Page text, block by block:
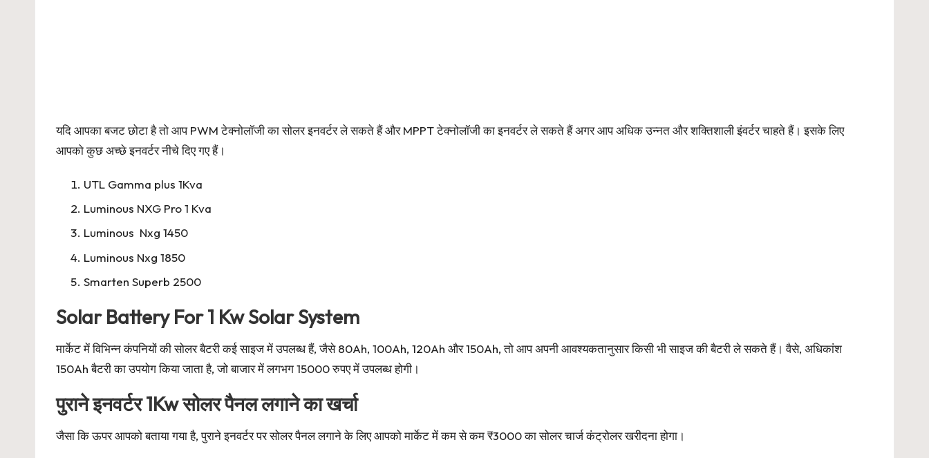
यदि आपका बजट छोटा है तो आप PWM टेक्नोलॉजी का सोलर इनवर्टर ले सकते हैं और MPPT टेक्नोलॉजी का इनवर्टर ले सकते हैं अगर आप अधिक उन्नत और शक्तिशाली इंवर्टर चाहते हैं। इसके लिए
आपको कुछ अच्छे इनवर्टर नीचे दिए गए हैं।
UTL Gamma plus 1Kva
Luminous NXG Pro 1 Kva
Luminous Nxg 1450
Luminous Nxg 1850
Smarten Superb 2500
Solar Battery For 1 Kw Solar System
मार्केट में विभिन्न कंपनियों की सोलर बैटरी कई साइज में उपलब्ध हैं, जैसे 80Ah, 100Ah, 120Ah और 150Ah, तो आप अपनी आवश्यकतानुसार किसी भी साइज की बैटरी ले सकते हैं। वैसे, अधिकांश
150Ah बैटरी का उपयोग किया जाता है, जो बाजार में लगभग 15000 रुपए में उपलब्ध होगी।
पुराने इनवर्टर 1Kw सोलर पैनल लगाने का खर्चा
जैसा कि ऊपर आपको बताया गया है, पुराने इनवर्टर पर सोलर पैनल लगाने के लिए आपको मार्केट में कम से कम ₹3000 का सोलर चार्ज कंट्रोलर खरीदना होगा।